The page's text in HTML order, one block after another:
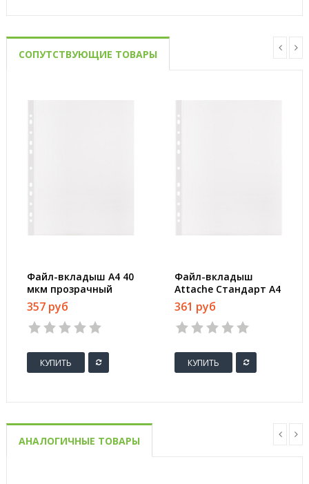
СОПУТСТВУЮЩИЕ ТОВАРЫ
Файл-вкладыш А4 40
мкм прозрачный
гладкий 100 штук в
упаковке
357 руб
КУПИТЬ
Файл-вкладыш
Attache Стандарт А4
30 мкм прозрачный
рифленый 100 штук
в упаковке
361 руб
КУПИТЬ
АНАЛОГИЧНЫЕ ТОВАРЫ